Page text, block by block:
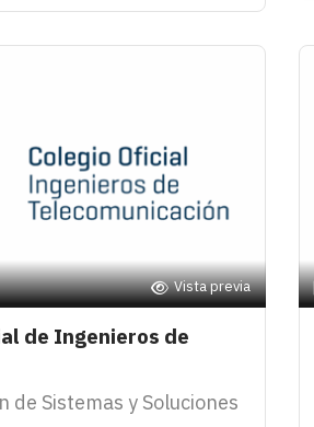
Vista previa
de Ingenieros de
de Sistemas y Soluciones